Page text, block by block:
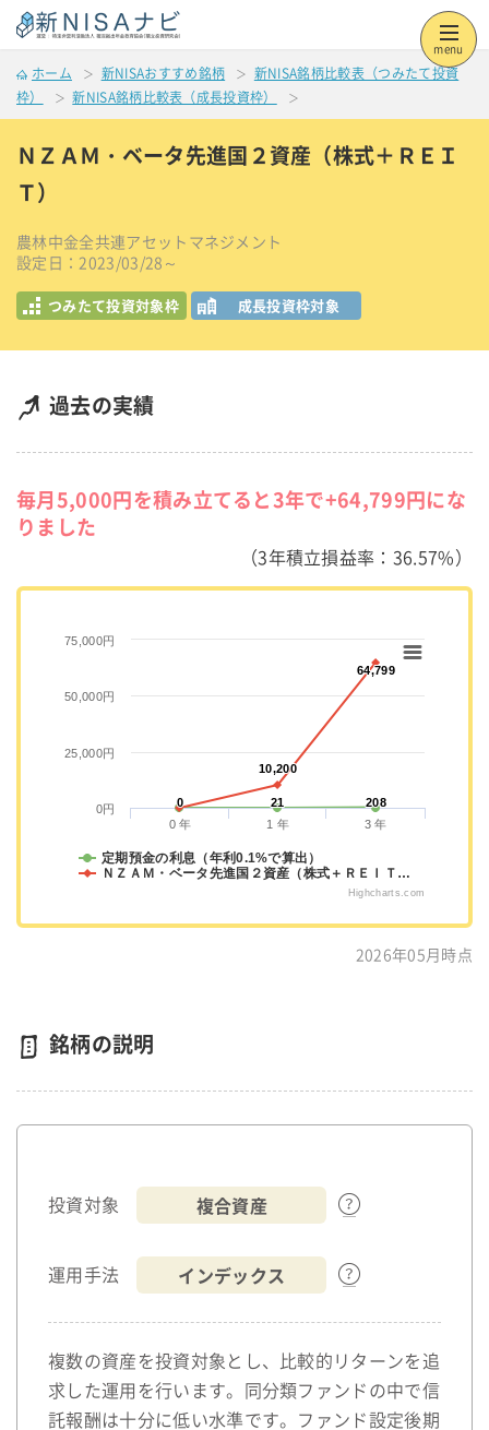
menu
ホーム 新NISAおすすめ銘柄
新NISA銘柄比較表（つみたて投資
枠）
新NISA銘柄比較表（成長投資枠）
ＮＺＡＭ・ベータ先進国２資産（株式＋ＲＥＩ
Ｔ）
農林中金全共連アセットマネジメント
設定日：2023/03/28～
つみたて投資対象枠 成長投資枠対象
過去の実績
毎月5,000円を積み立てると3年で+64,799円にな
りました
（3年積立損益率：36.57%）
0
0 21
21 208
208
10,200
10,200
64,799
64,799
定期預金の利息（年利0.1%で算出）
ＮＺＡＭ・ベータ先進国２資産（株式＋ＲＥＩＴ…
0 年 1 年 3 年
0円
25,000円
50,000円
75,000円
Highcharts.com
2026年05月時点
銘柄の説明
投資対象 複合資産
運用手法 インデックス
複数の資産を投資対象とし、比較的リターンを追
求した運用を行います。同分類ファンドの中で信
託報酬は十分に低い水準です。ファンド設定後期